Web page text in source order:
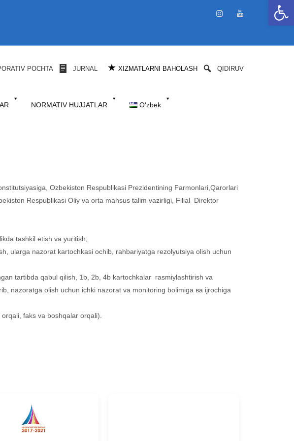
POCHTA JURNAL ★ XIZMATLARNI BAHOLASH QIDIRUV
NORMATIV HUJJATLAR Oʻzbek
Ozbekiston Respublikasi Prezidentining Farmonlari,Qarorlari
Respublikasi Oliy va orta mahsus talim vazirligi, Filial Direktor
tashkil etish va yuritish;
ularga nazorat kartochkasi ochib, rahbariyatga rezolyutsiya olish uchun
tartibda qabul qilish, 1b, 2b, 4b kartochkalar rasmiylashtirish va
nazoratga olish uchun ichki nazorat va monitoring bolimiga ва ijrochiga
faks va boshqalar orqali).